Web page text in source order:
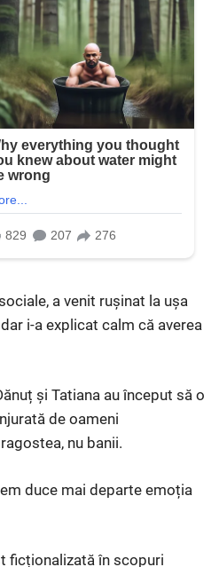
a venit rușinat la ușa
i-a explicat calm că averea
și Tatiana au început să o
de oameni
nu banii.
duce mai departe emoția
ficționalizată în scopuri